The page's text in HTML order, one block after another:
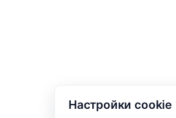
Настройки cookie